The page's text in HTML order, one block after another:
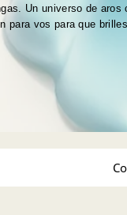
Un universo de aros
para vos para que